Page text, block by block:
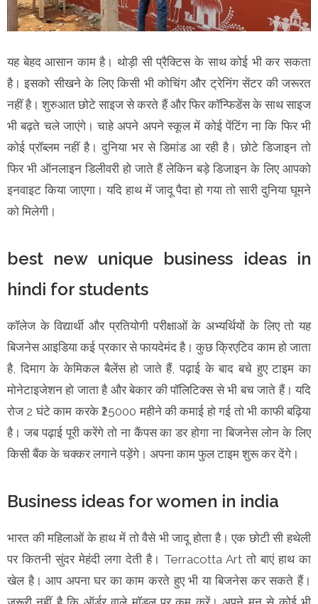
यह बेहद आसान काम है। थोड़ी सी प्रैक्टिस के साथ कोई भी कर सकता
है। इसको सीखने के लिए किसी भी कोचिंग और ट्रेनिंग सेंटर की जरूरत
नहीं है। शुरुआत छोटे साइज से करते हैं और फिर कॉन्फिडेंस के साथ साइज
भी बढ़ते चले जाएंगे। चाहे अपने अपने स्कूल में कोई पेंटिंग ना कि फिर भी
कोई प्रॉब्लम नहीं है। दुनिया भर से डिमांड आ रही है। छोटे डिजाइन तो
फिर भी ऑनलाइन डिलीवरी हो जाते हैं लेकिन बड़े डिजाइन के लिए आपको
इनवाइट किया जाएगा। यदि हाथ में जादू पैदा हो गया तो सारी दुनिया घूमने
को मिलेगी।
best new unique business ideas in
hindi for students
कॉलेज के विद्यार्थी और प्रतियोगी परीक्षाओं के अभ्यर्थियों के लिए तो यह
बिजनेस आइडिया कई प्रकार से फायदेमंद है। कुछ क्रिएटिव काम हो जाता
है, दिमाग के केमिकल बैलेंस हो जाते हैं, पढ़ाई के बाद बचे हुए टाइम का
मोनेटाइजेशन हो जाता है और बेकार की पॉलिटिक्स से भी बच जाते हैं। यदि
रोज 2 घंटे काम करके ₹25000 महीने की कमाई हो गई तो भी काफी बढ़िया
है। जब पढ़ाई पूरी करेंगे तो ना कैंपस का डर होगा ना बिजनेस लोन के लिए
किसी बैंक के चक्कर लगाने पड़ेंगे। अपना काम फुल टाइम शुरू कर देंगे।
Business ideas for women in india
भारत की महिलाओं के हाथ में तो वैसे भी जादू होता है। एक छोटी सी हथेली
पर कितनी सुंदर मेहंदी लगा देती है। Terracotta Art तो बाएं हाथ का
खेल है। आप अपना घर का काम करते हुए भी या बिजनेस कर सकते हैं।